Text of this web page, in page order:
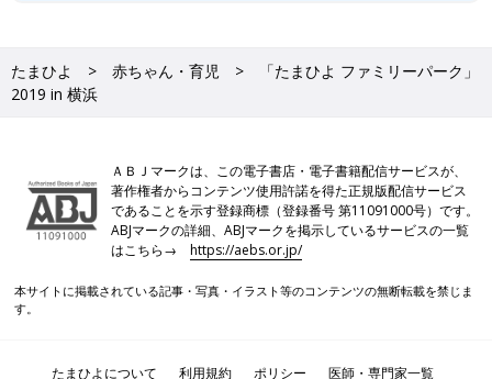
たまひよ 赤ちゃん・育児
「たまひよ ファミリーパーク」
2019 in 横浜
ＡＢＪマークは、この電子書店・電子書籍配信サービスが、
著作権者からコンテンツ使用許諾を得た正規版配信サービス
であることを示す登録商標（登録番号 第11091000号）です。
ABJマークの詳細、ABJマークを掲示しているサービスの一覧
はこちら→https://aebs.or.jp/
本サイトに掲載されている記事・写真・イラスト等のコンテンツの無断転載を禁じま
す。
たまひよについて 利用規約 ポリシー 医師・専門家一覧